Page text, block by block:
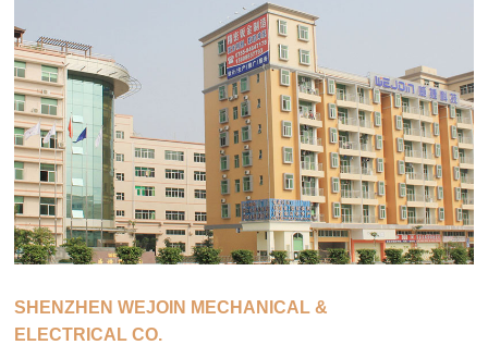
SHENZHEN WEJOIN MECHANICAL &
ELECTRICAL CO.